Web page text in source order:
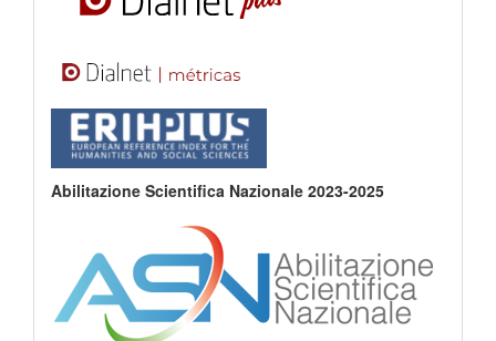
Abilitazione Scientifica Nazionale 2023-2025